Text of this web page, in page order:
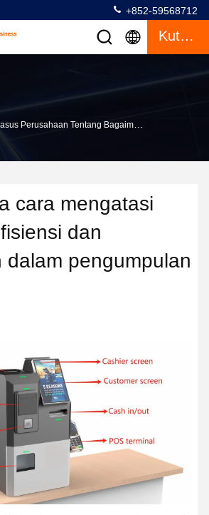
+852-59568712
Kutipan
Perusahaan Tentang Bagaimana Cara Mengatasi Masalah Efisiensi Dan Keamanan Dalam Pengumpulan Kas Toko?
cara mengatasi
dan
dalam pengumpulan